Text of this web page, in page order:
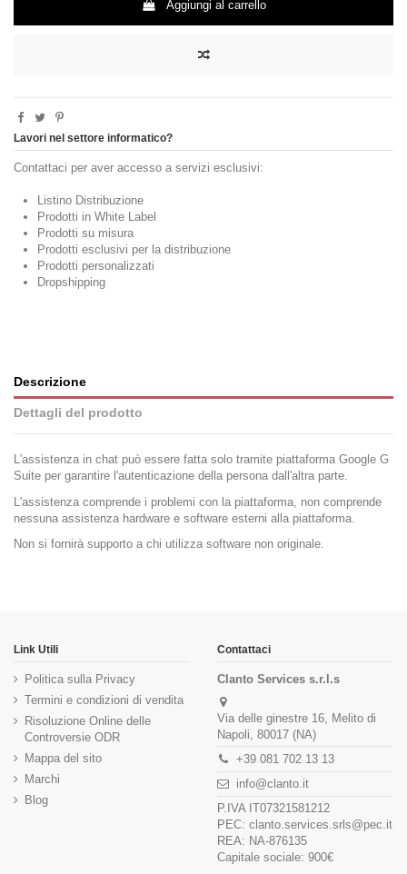
Aggiungi al carrello
Lavori nel settore informatico?
Contattaci per aver accesso a servizi esclusivi:
Listino Distribuzione
Prodotti in White Label
Prodotti su misura
Prodotti esclusivi per la distribuzione
Prodotti personalizzati
Dropshipping
Descrizione
Dettagli del prodotto
L'assistenza in chat può essere fatta solo tramite piattaforma Google G
Suite per garantire l'autenticazione della persona dall'altra parte.
L'assistenza comprende i problemi con la piattaforma, non comprende
nessuna assistenza hardware e software esterni alla piattaforma.
Non si fornirà supporto a chi utilizza software non originale.
Link Utili
Politica sulla Privacy
Termini e condizioni di vendita
Risoluzione Online delle
Controversie ODR
Mappa del sito
Marchi
Blog
Contattaci
Clanto Services s.r.l.s
Via delle ginestre 16, Melito di
Napoli, 80017 (NA)
+39 081 702 13 13
info@clanto.it
P.IVA IT07321581212
PEC: clanto.services.srls@pec.it
REA: NA-876135
Capitale sociale: 900€